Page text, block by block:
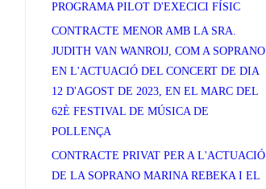
PROGRAMA PILOT D'EXECICI FÍSIC
CONTRACTE MENOR AMB LA SRA.
JUDITH VAN WANROIJ, COM A SOPRANO
EN L'ACTUACIÓ DEL CONCERT DE DIA
12 D'AGOST DE 2023, EN EL MARC DEL
62È FESTIVAL DE MÚSICA DE
POLLENÇA
CONTRACTE PRIVAT PER A L'ACTUACIÓ
DE LA SOPRANO MARINA REBEKA I EL